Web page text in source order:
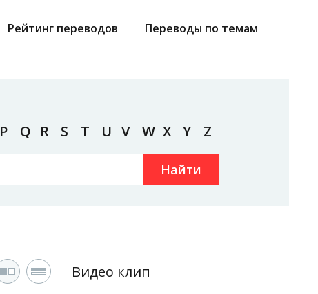
Рейтинг переводов Переводы по темам
P Q R S T U V W X Y Z
Найти
Видео клип